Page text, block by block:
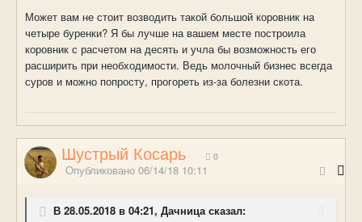
Может вам не стоит возводить такой большой коровник на
четыре буренки? Я бы лучше на вашем месте построила
коровник с расчетом на десять и учла бы возможность его
расширить при необходимости. Ведь молочный бизнес всегда
суров и можно попросту, прогореть из-за болезни скота.
Шустрый Косарь 0
Опубликовано 06/14/18 10:11
В 28.05.2018 в 04:21, Дачница сказал: